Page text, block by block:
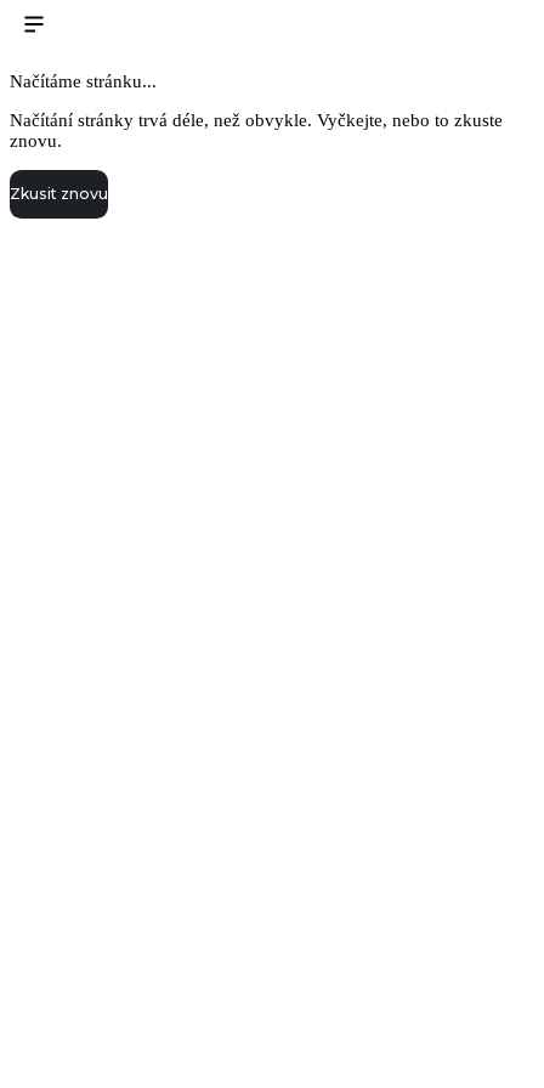
Načítáme stránku...
Načítání stránky trvá déle, než obvykle. Vyčkejte, nebo to zkuste
znovu.
Zkusit znovu